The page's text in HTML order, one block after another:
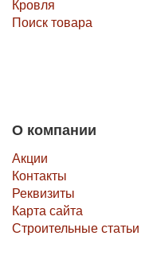
Кровля
Поиск товара
О компании
Акции
Контакты
Реквизиты
Карта сайта
Строительные статьи